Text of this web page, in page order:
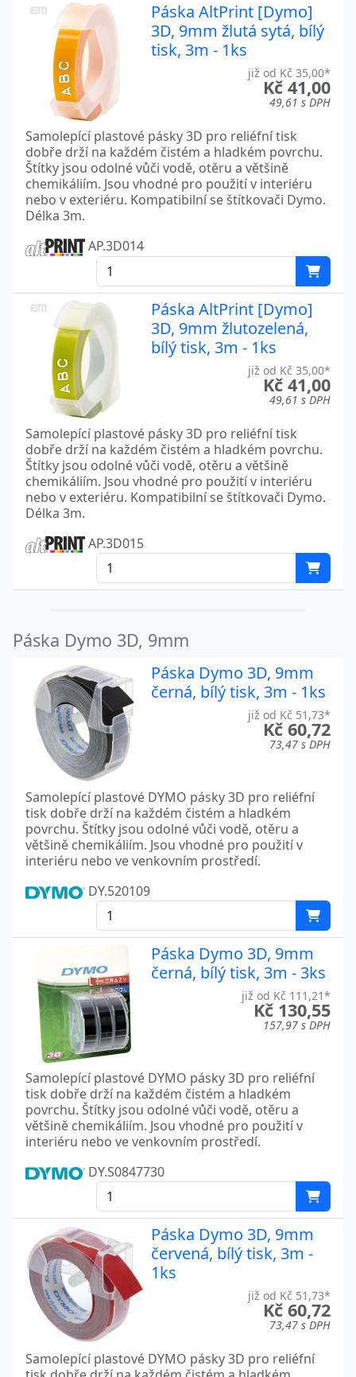
Páska AltPrint [Dymo]
3D, 9mm žlutá sytá, bílý
tisk, 3m - 1ks
již od Kč 35,00*
Kč 41,00
49,61 s DPH
Samolepící plastové pásky 3D pro reliéfní tisk
dobře drží na každém čistém a hladkém povrchu.
Štítky jsou odolné vůči vodě, otěru a většině
chemikáliím. Jsou vhodné pro použití v interiéru
nebo v exteriéru. Kompatibilní se štítkovači Dymo.
Délka 3m.
AP.3D014
Páska AltPrint [Dymo]
3D, 9mm žlutozelená,
bílý tisk, 3m - 1ks
již od Kč 35,00*
Kč 41,00
49,61 s DPH
Samolepící plastové pásky 3D pro reliéfní tisk
dobře drží na každém čistém a hladkém povrchu.
Štítky jsou odolné vůči vodě, otěru a většině
chemikáliím. Jsou vhodné pro použití v interiéru
nebo v exteriéru. Kompatibilní se štítkovači Dymo.
Délka 3m.
AP.3D015
Páska Dymo 3D, 9mm
Páska Dymo 3D, 9mm
černá, bílý tisk, 3m - 1ks
již od Kč 51,73*
Kč 60,72
73,47 s DPH
Samolepící plastové DYMO pásky 3D pro reliéfní
tisk dobře drží na každém čistém a hladkém
povrchu. Štítky jsou odolné vůči vodě, otěru a
většině chemikáliím. Jsou vhodné pro použití v
interiéru nebo ve venkovním prostředí.
DY.520109
Páska Dymo 3D, 9mm
černá, bílý tisk, 3m - 3ks
již od Kč 111,21*
Kč 130,55
157,97 s DPH
Samolepící plastové DYMO pásky 3D pro reliéfní
tisk dobře drží na každém čistém a hladkém
povrchu. Štítky jsou odolné vůči vodě, otěru a
většině chemikáliím. Jsou vhodné pro použití v
interiéru nebo ve venkovním prostředí.
DY.S0847730
Páska Dymo 3D, 9mm
červená, bílý tisk, 3m -
1ks
již od Kč 51,73*
Kč 60,72
73,47 s DPH
Samolepící plastové DYMO pásky 3D pro reliéfní